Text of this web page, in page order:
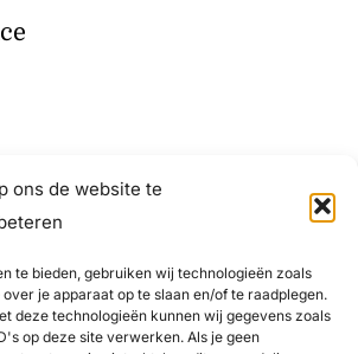
ons de website te
te bieden, gebruiken wij technologieën zoals
je apparaat op te slaan en/of te raadplegen.
deze technologieën kunnen wij gegevens zoals
op deze site verwerken. Als je geen
levering